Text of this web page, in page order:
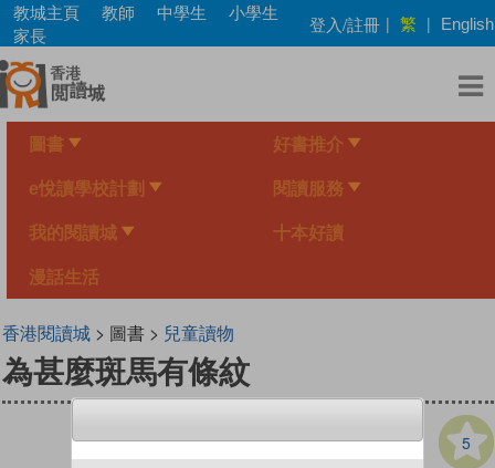
Skip
main
content
教城主頁 教師 中學生
小學生
家長
登入/註冊 | 繁 | English
圖書 好書推介
e悅讀學校計劃 閱讀服務
我的閱讀城 十本好讀
漫話生活
香港閱讀城> 圖書 > 兒童讀物
為甚麼斑馬有條紋
5